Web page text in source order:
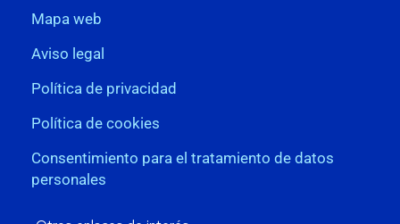
Mapa web
Aviso legal
Política de privacidad
Política de cookies
Consentimiento para el tratamiento de datos
personales